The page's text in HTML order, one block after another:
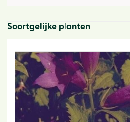
Soortgelijke planten